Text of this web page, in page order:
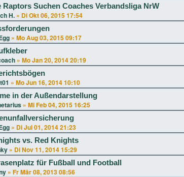
Raptors Suchen Coaches Verbandsliga NrW
H. » Di Okt 06, 2015 17:54
» Mo Aug 03, 2015 09:17
» Mo Jan 20, 2014 20:19
» Mo Jun 16, 2014 10:10
in der Außendarstellung
» Mi Feb 04, 2015 16:25
» Di Jul 01, 2014 21:23
vs. Red Knights
» Di Nov 11, 2014 15:29
für Fußball und Football
» Fr Mär 08, 2013 08:56